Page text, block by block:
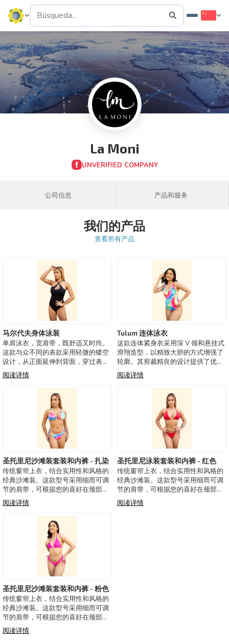
La Moni
UNVERIFIED COMPANY
公司信息 产品和服务
我们的产品
查看所有产品
马尔代夫身体泳装
单肩泳衣，宽肩带，既舒适又时尚。
这款与众不同的表款采用轻微的镂空
设计，从正面延伸到背面，穿过表
带，营造出迷人而精致的视觉效果。
其不对称的廓形将现代感与现代优雅
相结合，是那些想要以大胆而精致的
外观脱颖而出的人的完美选择。
阅读详情
Tulum 连体泳衣
这款连体紧身衣采用深 V 领和悬挂式
滑翔造型，以精致大胆的方式增强了
轮廓。其剪裁精良的设计提供了优雅
而现代的外观，非常适合那些想要以
现代感脱颖而出的人。 泳衣配有一个
可拆卸的罩杯，可以通过一个隐蔽的
内部开口进入，提供必要的灵活性，
阅读详情
圣托里尼沙滩装套装和内裤 - 扎染
传统窗帘上衣，结合实用性和风格的
经典沙滩装。这款型号采用细而可调
节的肩带，可根据您的喜好在颈部或
背部系上多功能系带。可拆卸罩杯提
供了定制胸部支撑和形状的可能性，
而交叉细节和醋酸纤维尖端为比基尼
增添了一丝精致，提升了其魅力。 内
裤采用经典简约
阅读详情
圣托里尼泳装套装和内裤 - 红色
传统窗帘上衣，结合实用性和风格的
经典沙滩装。这款型号采用细而可调
节的肩带，可根据您的喜好在颈部或
背部系上多功能系带。可拆卸罩杯提
供了定制胸部支撑和形状的可能性，
阅读详情
圣托里尼沙滩装套装和内裤 - 粉色
传统窗帘上衣，结合实用性和风格的
经典沙滩装。这款型号采用细而可调
节的肩带，可根据您的喜好在颈部或
背部系上多功能系带。可拆卸罩杯提
供了定制胸部支撑和形状的可能性，
阅读详情